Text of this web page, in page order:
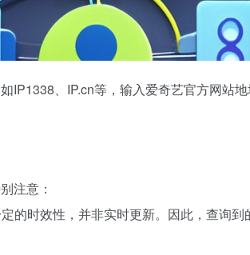
IP1338、IP.cn等，输入爱奇艺官方网站
注意：
的时效性，并非实时更新。因此，查询